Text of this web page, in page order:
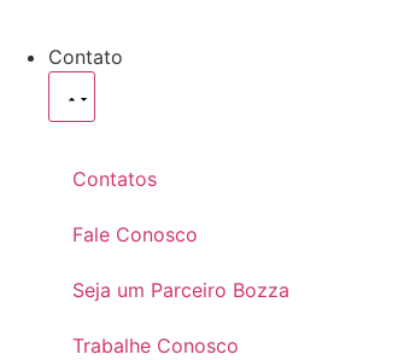
Contato
Contatos
Fale Conosco
Seja um Parceiro Bozza
Trabalhe Conosco